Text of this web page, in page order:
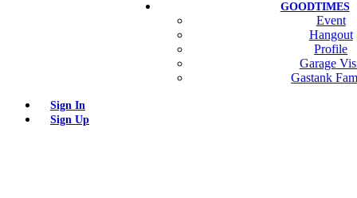
GOODTIMES
Event
Hangout
Profile
Garage
Gastank
Sign In
Sign Up